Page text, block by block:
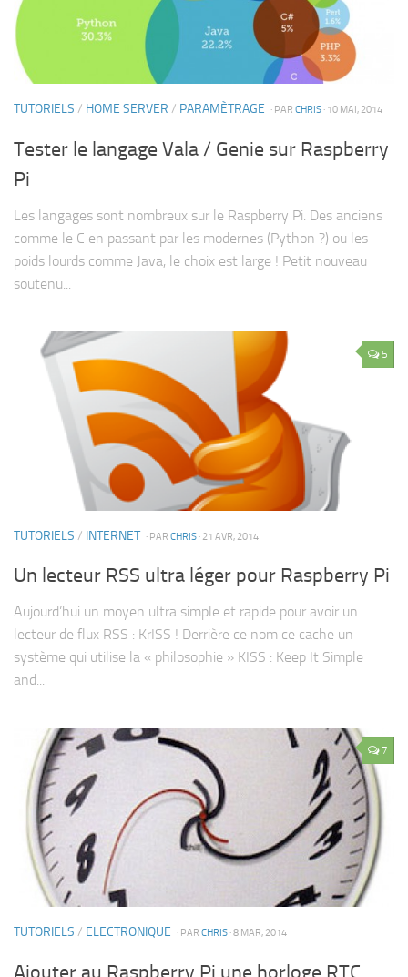
TUTORIELS / HOME SERVER / PARAMÈTRAGE · PAR CHRIS · 10 MAI, 2014
Tester le langage Vala / Genie sur Raspberry
Pi
Les langages sont nombreux sur le Raspberry Pi. Des anciens
comme le C en passant par les modernes (Python ?) ou les
poids lourds comme Java, le choix est large ! Petit nouveau
soutenu...
5
TUTORIELS / INTERNET · PAR CHRIS · 21 AVR, 2014
Un lecteur RSS ultra léger pour Raspberry Pi
Aujourd’hui un moyen ultra simple et rapide pour avoir un
lecteur de flux RSS : KrISS ! Derrière ce nom ce cache un
système qui utilise la « philosophie » KISS : Keep It Simple
and...
7
TUTORIELS / ELECTRONIQUE · PAR CHRIS · 8 MAR, 2014